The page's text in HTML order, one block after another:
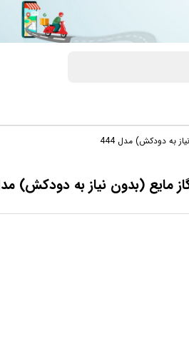
به دودکش) مدل 444
(بدون نیاز به دودکش) مدل